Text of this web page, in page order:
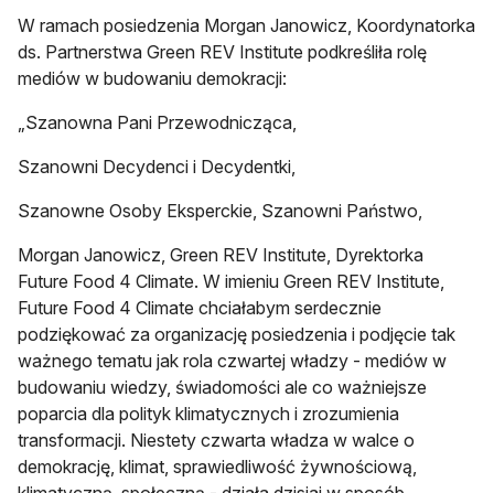
W ramach posiedzenia Morgan Janowicz, Koordynatorka
ds. Partnerstwa Green REV Institute podkreśliła rolę
mediów w budowaniu demokracji:
„Szanowna Pani Przewodnicząca,
Szanowni Decydenci i Decydentki,
Szanowne Osoby Eksperckie, Szanowni Państwo,
Morgan Janowicz, Green REV Institute, Dyrektorka
Future Food 4 Climate. W imieniu Green REV Institute,
Future Food 4 Climate chciałabym serdecznie
podziękować za organizację posiedzenia i podjęcie tak
ważnego tematu jak rola czwartej władzy - mediów w
budowaniu wiedzy, świadomości ale co ważniejsze
poparcia dla polityk klimatycznych i zrozumienia
transformacji. Niestety czwarta władza w walce o
demokrację, klimat, sprawiedliwość żywnościową,